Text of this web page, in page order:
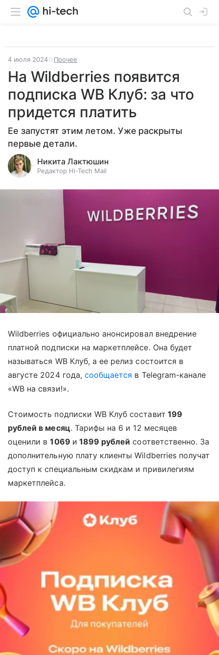
4 июля 2024 Прочее
На Wildberries появится
подписка WB Клуб: за что
придется платить
Ее запустят этим летом. Уже раскрыты
первые детали.
Никита Лактюшин
Редактор Hi-Tech Mail
Wildberries официально анонсировал внедрение
платной подписки на маркетплейсе. Она будет
называться WB Клуб, а ее релиз состоится в
августе 2024 года, сообщается в Telegram-канале
«WB на связи!».
Стоимость подписки WB Клуб составит 199
рублей в месяц. Тарифы на 6 и 12 месяцев
оценили в1069 и 1899 рублей соответственно. За
дополнительную плату клиенты Wildberries получат
доступ к специальным скидкам и привилегиям
маркетплейса.